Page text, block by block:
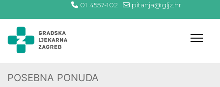
01 4557-102 pitanja@gljz.hr
POSEBNA PONUDA